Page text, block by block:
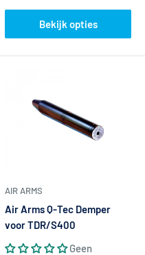
Bekijk opties
AIR ARMS
Air Arms Q-Tec Demper
voor TDR/S400
Geen